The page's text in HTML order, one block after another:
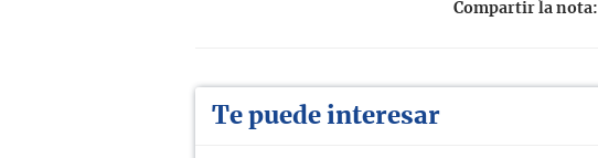
Compartir la nota:
Te puede interesar